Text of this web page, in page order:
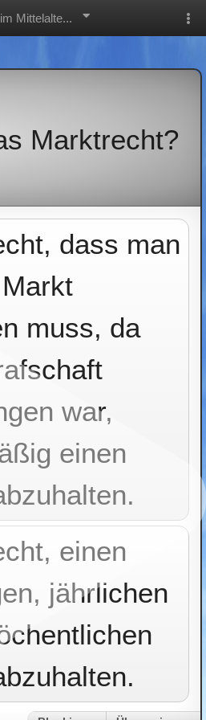
Mittelalte...
Marktrecht?
dass man
muss, da
war,
einen
einen
jährlichen